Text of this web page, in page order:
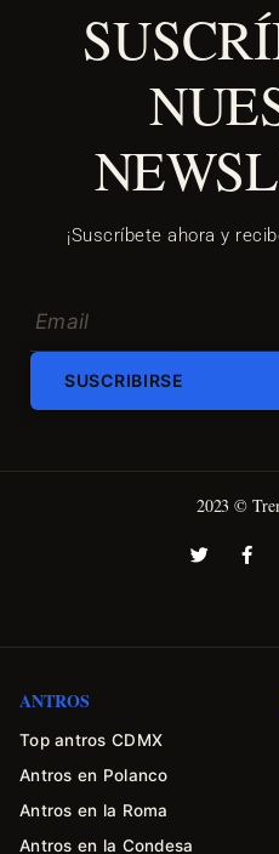
¡Suscríbete ahora y
SUSCRIBIRSE
2023 ©
ANTROS
Top antros CDMX
Antros en Polanco
Antros en la Roma
Antros en la Condesa